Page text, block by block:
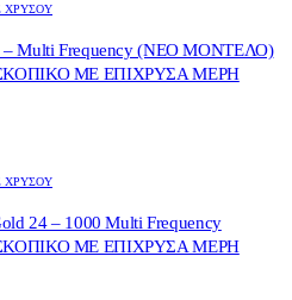
ΧΡΥΣΟΎ
– Multi Frequency (ΝΕΟ ΜΟΝΤΕΛΟ)
ΜΕ ΕΠΙΧΡΥΣΑ ΜΕΡΗ
ΧΡΥΣΟΎ
24 – 1000 Multi Frequency
ΜΕ ΕΠΙΧΡΥΣΑ ΜΕΡΗ